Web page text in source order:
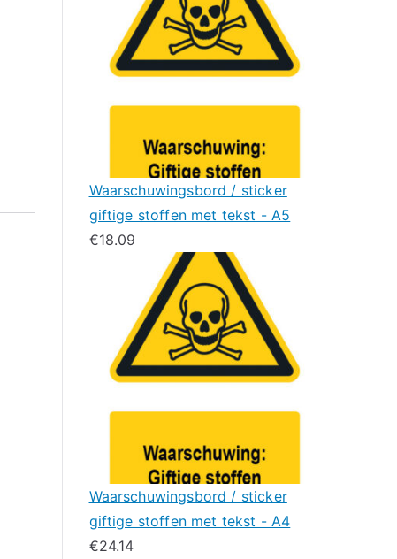
Waarschuwingsbord / sticker
giftige stoffen met tekst - A5
€18.09
Waarschuwingsbord / sticker
giftige stoffen met tekst - A4
€24.14